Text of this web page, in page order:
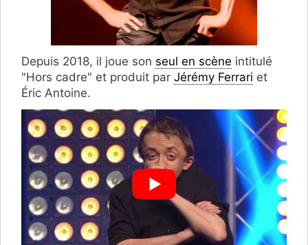
Depuis 2018, il joue son seul en scène intitulé
"Hors cadre" et produit par Jérémy Ferrari et
Éric Antoine.